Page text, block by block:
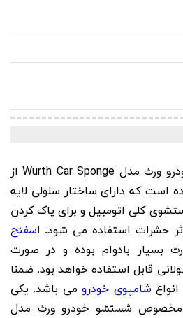
ورث مدل Wurth Car Sponge از
است که دارای ساختار سلولی لایه
کلی اتومبیل و برای پاک کردن
حشرات استفاده می شود. اسفنج
بسیار بادوام بوده و در صورت
قابل استفاده خواهد بود. ضمنا
شامپوی خودرومی باشد. یکی
مخصوص شستشو خودرو ورث مدل